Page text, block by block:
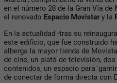
en el número 28 de la Gran Vía de
el renovado Espacio Movistary la
En la actualidad -tras su
este edificio, que fue construido
alberga la mayor tienda de
de cine, un plató de televisión,
contenidos, un espacio para
de conectar de forma directa con